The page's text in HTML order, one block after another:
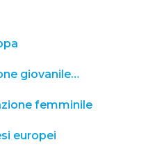
giovanile…
femminile
europei